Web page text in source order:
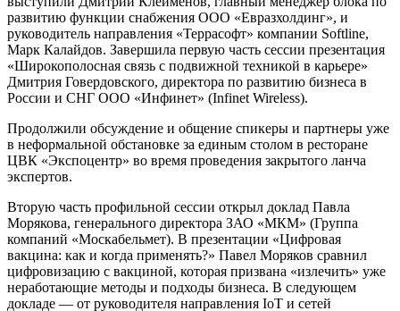
развитию функции снабжения ООО «Евразхолдинг», и
руководитель направления «Террасофт» компании Softline,
Марк Калайдов. Завершила первую часть сессии презентация
«Широкополосная связь с подвижной техникой в карьере»
Дмитрия Говердовского, директора по развитию бизнеса в
России и СНГ ООО «Инфинет» (Infinet Wireless).
Продолжили обсуждение и общение спикеры и партнеры уже
в неформальной обстановке за единым столом в ресторане
ЦВК «Экспоцентр» во время проведения закрытого ланча
экспертов.
Вторую часть профильной сессии открыл доклад Павла
Морякова, генерального директора ЗАО «МКМ» (Группа
компаний «Москабельмет). В презентации «Цифровая
вакцина: как и когда применять?» Павел Моряков сравнил
цифровизацию с вакциной, которая призвана «излечить» уже
неработающие методы и подходы бизнеса. В следующем
докладе — от руководителя направления IoT и сетей